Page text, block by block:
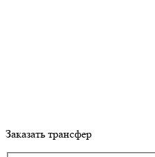
Заказать трансфер